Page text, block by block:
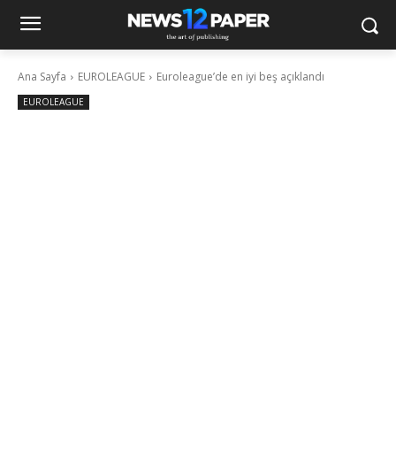
Ana Sayfa EUROLEAGUE Euroleague’de en iyi beş açıklandı
EUROLEAGUE